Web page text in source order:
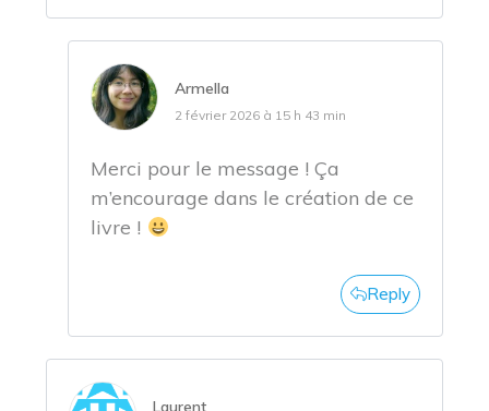
Armella
2 février 2026 à 15 h 43 min
Merci pour le message ! Ça
m’encourage dans le création de ce
livre !
Reply
Laurent